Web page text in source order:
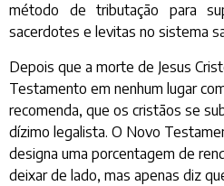
método de tributação para
sacerdotes e levitas no sistema
Depois que a morte de Jesus
Testamento em nenhum lugar
recomenda, que os cristãos se
dízimo legalista. O Novo
designa uma porcentagem de
deixar de lado, mas apenas diz